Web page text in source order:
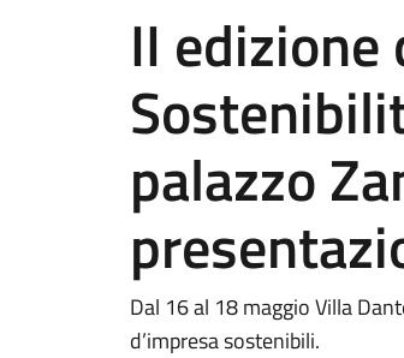
II
palazzo
Dal 16 al 18 maggio Villa
d’impresa sostenibili.